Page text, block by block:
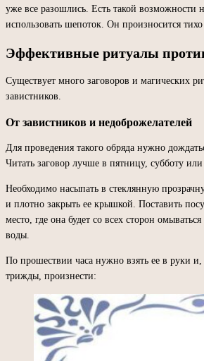
уже все разошлись. Есть такой возможности
использовать шепоток. Он произносится
Эффективные ритуалы
Существует много заговоров и магических
завистников.
От завистников и недоброжелателей
Для проведения такого обряда нужно
Читать заговор лучше в пятницу, субботу или
Необходимо насыпать в стеклянную
и плотно закрыть ее крышкой. Поставить
место, где она будет со всех сторон
воды.
По прошествии часа нужно взять ее в руки и,
трижды, произнести: